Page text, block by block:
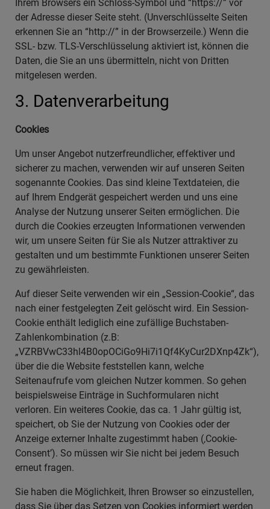
Ihrem Browsers ein Schloss-Symbol und “https://” vor
der Adresse dieser Seite steht. (Unverschlüsselte Seiten
erkennen Sie an “http://” in der Browserzeile.) Wenn die
SSL- bzw. TLS-Verschlüsselung aktiviert ist, können die
Daten, die Sie an uns übermitteln, nicht von Dritten
mitgelesen werden.
3. Datenverarbeitung
Cookies
Um unser Angebot nutzerfreundlicher, effektiver und
sicherer zu machen, verwenden wir auf unseren Seiten
sogenannte Cookies. Das sind kleine Textdateien, die
auf Ihrem Endgerät gespeichert werden und uns eine
Analyse der Nutzung unserer Seiten ermöglichen. Die
durch die Cookies erzeugten Informationen verwenden
wir, um unsere Seiten für Sie als Nutzer attraktiver zu
gestalten und um bestimmte Funktionen unserer Seiten
zu gewährleisten.
Auf dieser Seite verwenden wir ein „Session-Cookie“, das
nach einer festgelegten Zeit gelöscht wird. Ein Session-
Cookie enthält lediglich eine zufällige Buchstaben-
Zahlenkombination (z.B:
„VZRBVwC33hl4B0opOCiGo9Hi7i1Qf4KyCur2DXnp4Zk“),
über die die Website feststellen kann, welche
Seitenaufrufe vom gleichen Nutzer kommen. So gehen
beispielsweise Einträge in Suchformularen nicht
verloren. Ein weiteres Cookie, das ca. 1 Jahr gültig ist,
speichert, ob Sie der Nutzung von Cookies oder der
Anzeige externer Inhalte zugestimmt haben (‚Cookie-
Consent’). So müssen wir Sie nicht bei jedem Besuch
erneut fragen.
Sie haben die Möglichkeit, Ihren Browser so einzustellen,
dass Sie über das Setzen von Cookies informiert werden